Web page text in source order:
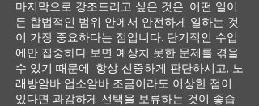
마지막으로 강조드리고 싶은 것은, 어떤 일이
든 합법적인 범위 안에서 안전하게 일하는 것
이 가장 중요하다는 점입니다. 단기적인 수입
에만 집중하다 보면 예상치 못한 문제를 겪을
수 있기 때문에, 항상 신중하게 판단하시고, 노
래방알바 업소알바 조금이라도 이상한 점이
있다면 과감하게 선택을 보류하는 것이 좋습